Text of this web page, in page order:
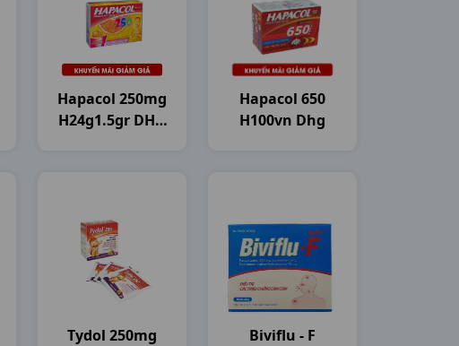
Hapacol 250mg
H24g1.5gr DHG
Hapacol 650
H100vn Dhg
Tydol 250mg
Biviflu - F